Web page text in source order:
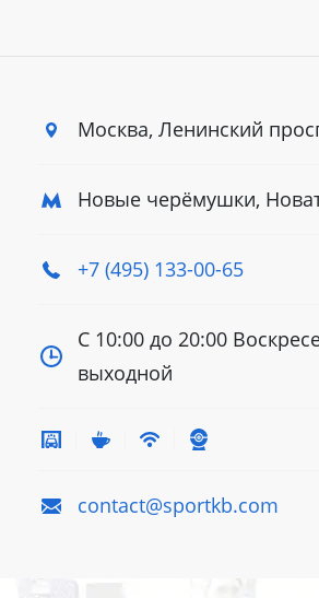
Москва, Ленинский
Новые черёмушки,
+7 (495) 133-00-65
С 10:00 до 20:00
выходной
contact@sportkb.com